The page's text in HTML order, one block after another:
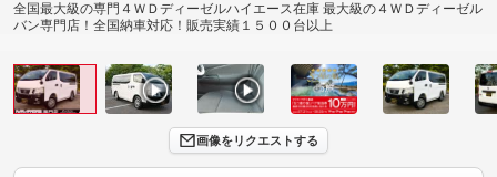
全国最大級の専門４ＷＤディーゼルハイエース在庫 最大級の４ＷＤディーゼル
バン専門店！全国納車対応！販売実績１５００台以上
画像をリクエストする